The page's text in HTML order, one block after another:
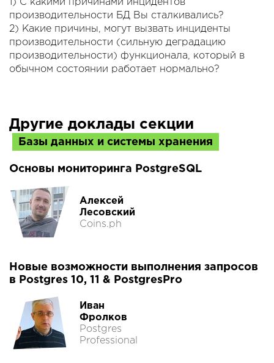
1) С какими причинами инцидентов
производительности БД Вы сталкивались?
2) Какие причины, могут вызвать инциденты
производительности (сильную деградацию
производительности) функционала, который в
обычном состоянии работает нормально?
Другие доклады секции
Базы данных и системы хранения
Основы мониторинга PostgreSQL
Алексей
Лесовский
Coins.ph
Новые возможности выполнения запросов
в Postgres 10, 11 & PostgresPro
Иван
Фролков
Postgres
Professional